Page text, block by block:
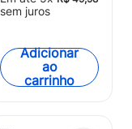
Pulse - PH434
sem juros
Adicionar
ao
carrinho